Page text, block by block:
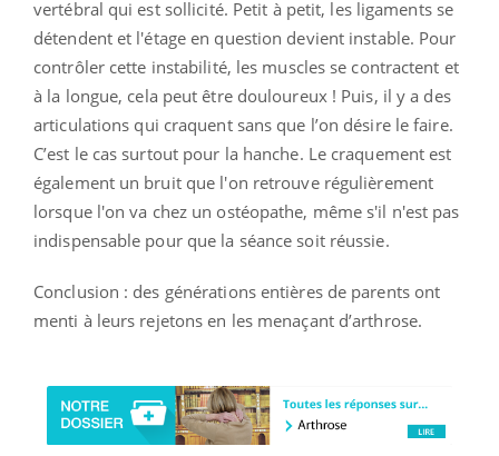
vertébral qui est sollicité. Petit à petit, les ligaments se
détendent et l'étage en question devient instable. Pour
contrôler cette instabilité, les muscles se contractent et
à la longue, cela peut être douloureux ! Puis, il y a des
articulations qui craquent sans que l’on désire le faire.
C’est le cas surtout pour la hanche. Le craquement est
également un bruit que l'on retrouve régulièrement
lorsque l'on va chez un ostéopathe, même s'il n'est pas
indispensable pour que la séance soit réussie.
Conclusion : des générations entières de parents ont
menti à leurs rejetons en les menaçant d’arthrose.